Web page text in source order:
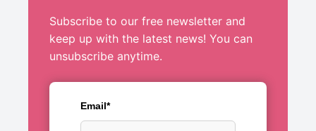
Subscribe to our free newsletter and
keep up with the latest news! You can
unsubscribe anytime.
Email*